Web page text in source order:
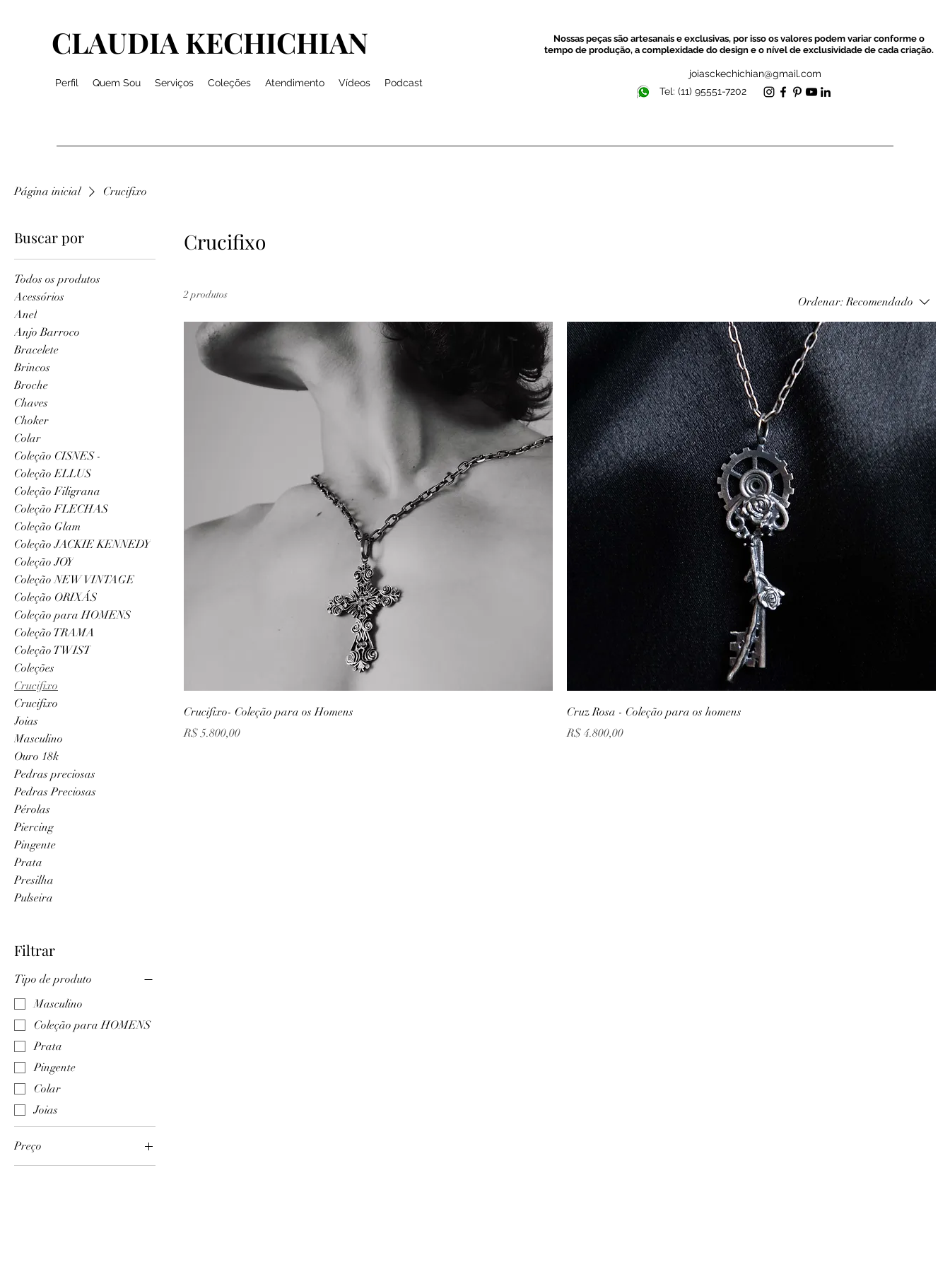
CLAUDIA KECHICHIAN
Nossas peças são artesanais e exclusivas, por isso os valores podem variar conforme o
tempo de produção, a complexidade do design e o nível de exclusividade de cada criação.
Perfil Quem Sou Serviços Coleções Atendimento Vídeos Podcast
joiasckechichian@gmail.com
Tel: (11) 95551-7202
Página inicial Crucifixo
Buscar por
Todos os produtos
Acessórios
Anel
Anjo Barroco
Bracelete
Brincos
Broche
Chaves
Choker
Colar
Coleção CISNES -
Coleção ELLUS
Coleção Filigrana
Coleção FLECHAS
Coleção Glam
Coleção JACKIE KENNEDY
Coleção JOY
Coleção NEW VINTAGE
Coleção ORIXÁS
Coleção para HOMENS
Coleção TRAMA
Coleção TWIST
Coleções
Crucifixo
Crucifixo
Joias
Masculino
Ouro 18k
Pedras preciosas
Pedras Preciosas
Pérolas
Piercing
Pingente
Prata
Presilha
Pulseira
Filtrar
Tipo de produto
Masculino
Coleção para HOMENS
Prata
Pingente
Colar
Joias
Preço
Crucifixo
2 produtos
Ordenar: Recomendado
Crucifixo- Coleção para os Homens
Preço
R$ 5.800,00
Cruz Rosa - Coleção para os homens
Preço
R$ 4.800,00